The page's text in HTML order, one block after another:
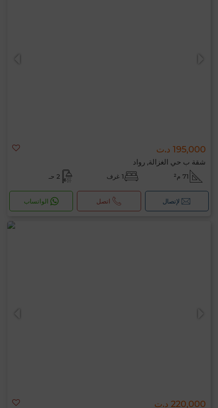
195,000 د.ت
شقة ب حي الغزالة, رواد
71 م² 1 غرف 2 حـ
لإتصال اتصل الواتساب
220,000 د.ت